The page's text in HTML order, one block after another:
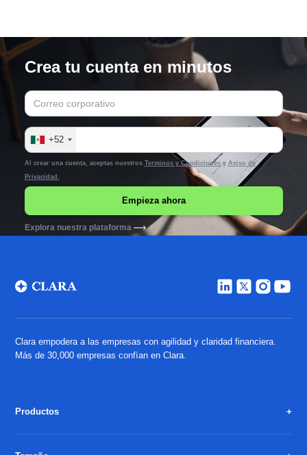
Crea tu cuenta en minutos
+52
Al crear una cuenta, aceptas nuestros Terminos y Condicionesy Aviso de
Privacidad.
Explora nuestra plataforma
Clara empodera a las empresas con agilidad y claridad financiera.
Más de 30,000 empresas confían en Clara.
Productos